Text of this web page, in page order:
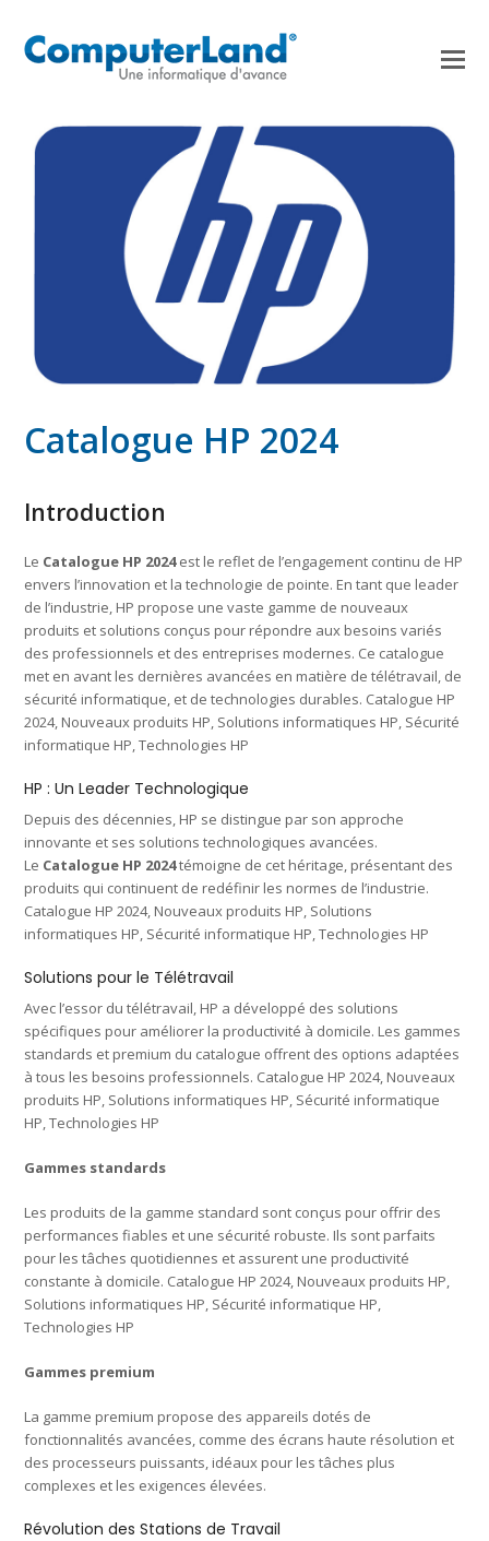
Catalogue HP 2024
Introduction
Le Catalogue HP 2024est le reflet de l’engagement continu de HP
envers l’innovation et la technologie de pointe. En tant que leader
de l’industrie, HP propose une vaste gamme de nouveaux
produits et solutions conçus pour répondre aux besoins variés
des professionnels et des entreprises modernes. Ce catalogue
met en avant les dernières avancées en matière de télétravail, de
sécurité informatique, et de technologies durables. Catalogue HP
2024, Nouveaux produits HP, Solutions informatiques HP, Sécurité
informatique HP, Technologies HP
HP : Un Leader Technologique
Depuis des décennies, HP se distingue par son approche
innovante et ses solutions technologiques avancées.
Le Catalogue HP 2024témoigne de cet héritage, présentant des
produits qui continuent de redéfinir les normes de l’industrie.
Catalogue HP 2024, Nouveaux produits HP, Solutions
informatiques HP, Sécurité informatique HP, Technologies HP
Solutions pour le Télétravail
Avec l’essor du télétravail, HP a développé des solutions
spécifiques pour améliorer la productivité à domicile. Les gammes
standards et premium du catalogue offrent des options adaptées
à tous les besoins professionnels. Catalogue HP 2024, Nouveaux
produits HP, Solutions informatiques HP, Sécurité informatique
HP, Technologies HP
Gammes standards
Les produits de la gamme standard sont conçus pour offrir des
performances fiables et une sécurité robuste. Ils sont parfaits
pour les tâches quotidiennes et assurent une productivité
constante à domicile. Catalogue HP 2024, Nouveaux produits HP,
Solutions informatiques HP, Sécurité informatique HP,
Technologies HP
Gammes premium
La gamme premium propose des appareils dotés de
fonctionnalités avancées, comme des écrans haute résolution et
des processeurs puissants, idéaux pour les tâches plus
complexes et les exigences élevées.
Révolution des Stations de Travail